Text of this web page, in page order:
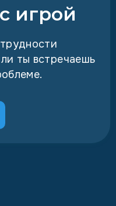
игрой
ты встречаешь